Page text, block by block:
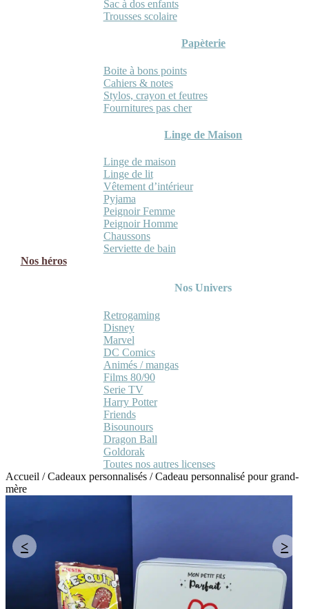
Sac à dos enfants
Trousses scolaire
Papèterie
Boite à bons points
Cahiers & notes
Stylos, crayon et feutres
Fournitures pas cher
Linge de Maison
Linge de maison
Linge de lit
Vêtement d’intérieur
Pyjama
Peignoir Femme
Peignoir Homme
Chaussons
Serviette de bain
Nos héros
Nos Univers
Retrogaming
Disney
Marvel
DC Comics
Animés / mangas
Films 80/90
Serie TV
Harry Potter
Friends
Bisounours
Dragon Ball
Goldorak
Toutes nos autres licenses
Accueil /Cadeaux personnalisés /Cadeau personnalisé pour grand-
mère